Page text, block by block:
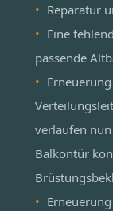
Reparatur
Eine
passende
verlaufen
Balkontür